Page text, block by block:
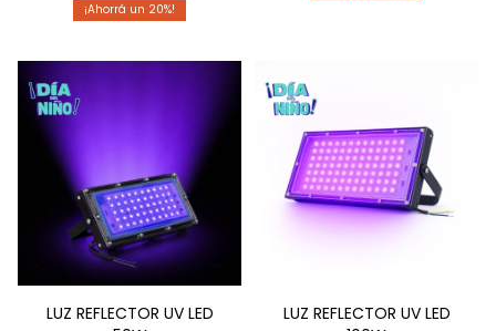
20
LUZ REFLECTOR UV LED
LUZ REFLECTOR UV LED